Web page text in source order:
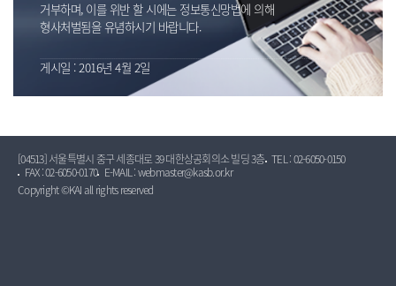
거부하며, 이를 위반 할 시에는 정보통신망법에 의해
형사처벌됨을 유념하시기 바랍니다.
게시일 : 2016년 4월 2일
[04513] 서울특별시 중구 세종대로 39 대한상공회의소 빌딩 3층 TEL : 02-6050-0150
FAX : 02-6050-0170
E-MAIL : webmaster@kasb.or.kr
Copyright ©KAI all rights reserved